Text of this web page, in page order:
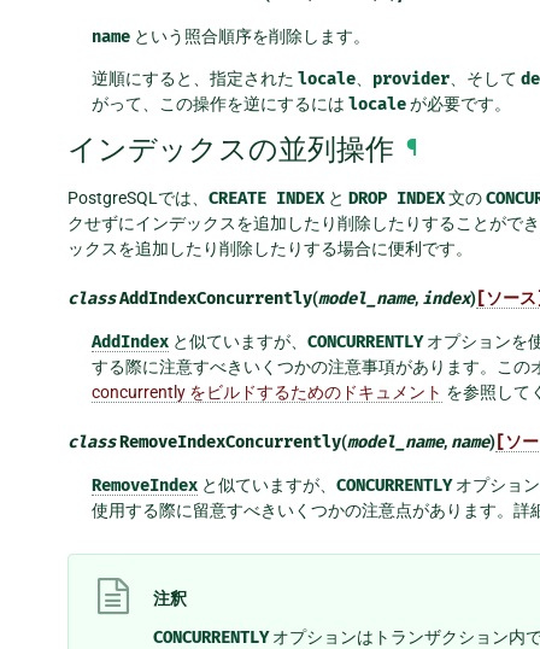
nameという照合順序を削除します。
逆順にすると、指定された locale、 provider、そして
がって、この操作を逆にするには localeが必要です。
インデックスの並列操作 ¶
PostgreSQLでは、 CREATE INDEX と DROP INDEX文の
クせずにインデックスを追加したり削除したりすることがで
ックスを追加したり削除したりする場合に便利です。
classAddIndexConcurrently(model_name, index) [ソー
AddIndexと似ていますが、 CONCURRENTLYオプションを
する際に注意すべきいくつかの注意事項があります。こ
concurrently をビルドするためのドキュメント を参照して
classRemoveIndexConcurrently(model_name, name) [ソ
RemoveIndexと似ていますが、 CONCURRENTLYオプショ
使用する際に留意すべきいくつかの注意点があります。詳
注釈
CONCURRENTLYオプションはトランザクション内